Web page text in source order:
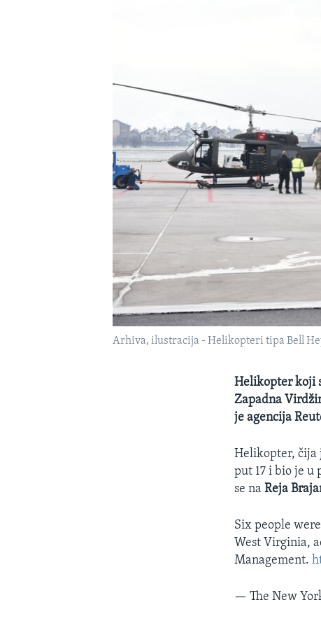
Arhiva, ilustracija - Helikopteri tipa Bell
Helikopter koji
Zapadna
je agencija
Helikopter, čija
put 17 i bio je u
se naReja
Six people
West Virginia,
Management.
— The New